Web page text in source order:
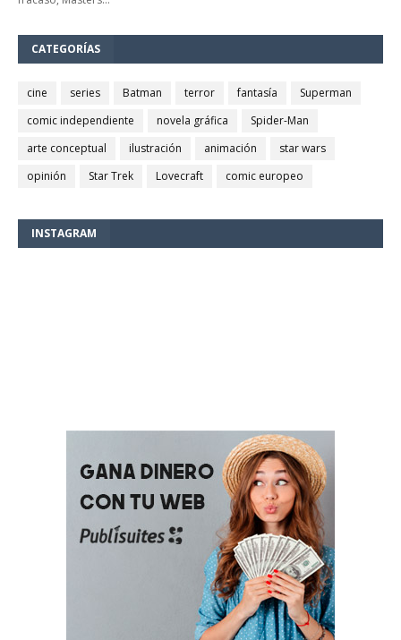
CATEGORÍAS
cine series Batman terror fantasía
Superman
comic independiente
novela gráfica
Spider-Man
arte conceptual
ilustración animación
star wars
opinión
Star Trek Lovecraft comic europeo
INSTAGRAM